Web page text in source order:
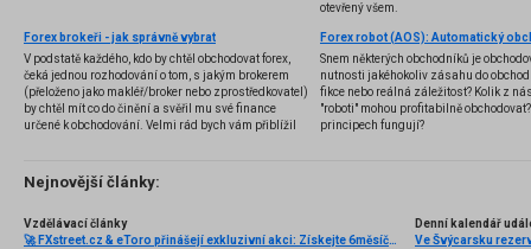
otevřený všem.
Forex brokeři - jak správně vybrat
V podstatě každého, kdo by chtěl obchodovat forex,
čeká jednou rozhodování o tom, s jakým brokerem
(přeloženo jako makléř/broker nebo zprostředkovatel)
by chtěl mít co do činění a svěřil mu své finance
určené k obchodování. Velmi rád bych vám přiblížil
několik příkladů nejznámějších z nich.
Snem některých obchodníků je
nutnosti jakéhokoliv zásahu do
fikce nebo reálná záležitost? Kolik z
"roboti" mohou profitabilně
principech fungují?
Nejnovější články:
Vzdělávací články
🚀 FXstreet.cz & eToro přinášejí exkluzivní akci: Získejte 6měsíční členství ve VIP zóně ZDARMA
Denní kalendář
Ve Švýcarsku